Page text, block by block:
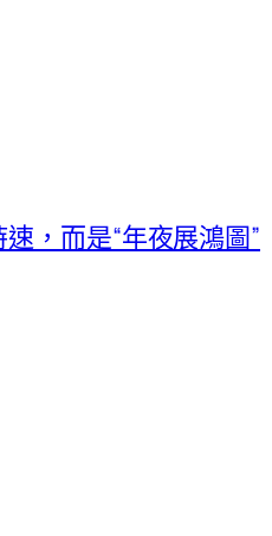
，而是“年夜展鴻圖”